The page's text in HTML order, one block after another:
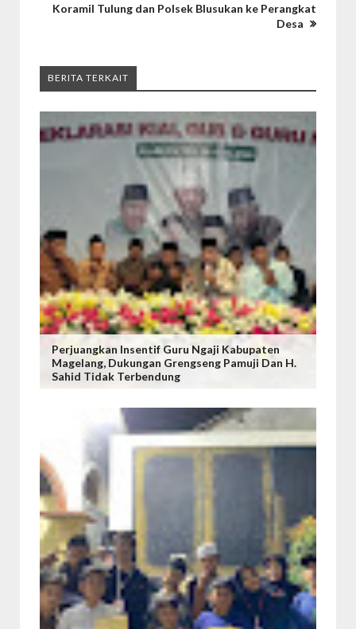
Koramil Tulung dan Polsek Blusukan ke Perangkat
Desa
BERITA TERKAIT
Perjuangkan Insentif Guru Ngaji Kabupaten
Magelang, Dukungan Grengseng Pamuji Dan H.
Sahid Tidak Terbendung